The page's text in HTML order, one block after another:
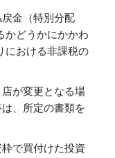
金（特別分配
かどうかにかかわ
における非課税の
が変更となる場
、所定の書類を
で買付けた投資